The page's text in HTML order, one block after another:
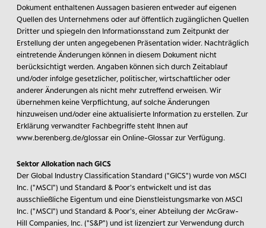
Dokument enthaltenen Aussagen basieren entweder auf eigenen
Quellen des Unternehmens oder auf öffentlich zugänglichen Quellen
Dritter und spiegeln den Informationsstand zum Zeitpunkt der
Erstellung der unten angegebenen Präsentation wider. Nachträglich
eintretende Änderungen können in diesem Dokument nicht
berücksichtigt werden. Angaben können sich durch Zeitablauf
und/oder infolge gesetzlicher, politischer, wirtschaftlicher oder
anderer Änderungen als nicht mehr zutreffend erweisen. Wir
übernehmen keine Verpflichtung, auf solche Änderungen
hinzuweisen und/oder eine aktualisierte Information zu erstellen. Zur
Erklärung verwandter Fachbegriffe steht Ihnen auf
www.berenberg.de/glossar ein Online-Glossar zur Verfügung.
Sektor Allokation nach GICS
Der Global Industry Classification Standard ("GICS") wurde von MSCI
Inc. ("MSCI") und Standard & Poor's entwickelt und ist das
ausschließliche Eigentum und eine Dienstleistungsmarke von MSCI
Inc. ("MSCI") und Standard & Poor's, einer Abteilung der McGraw-
Hill Companies, Inc. ("S&P") und ist lizenziert zur Verwendung durch